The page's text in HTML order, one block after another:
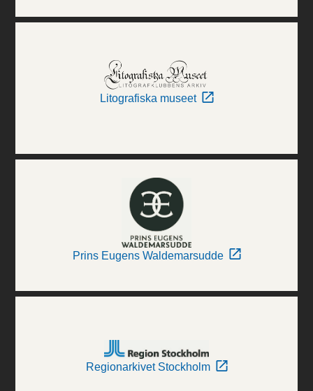
Litografiska museet
Prins Eugens Waldemarsudde
Regionarkivet Stockholm